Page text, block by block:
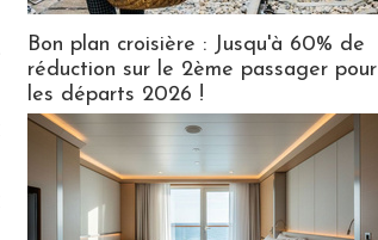
Bon plan croisière : Jusqu'à 60% de
réduction sur le 2ème passager pour
les départs 2026 !